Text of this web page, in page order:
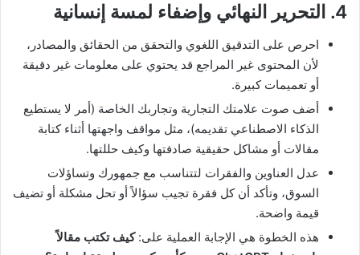
4. التحرير النهائي وإضفاء لمسة إنسانية
احرص على التدقيق اللغوي والتحقق من الحقائق والمصادر،
لأن المحتوى غير المراجع قد يحتوي على معلومات غير دقيقة
أو تعميمات كبيرة.
أضف صوت علامتك التجارية وتجاربك الخاصة (أمر لا يستطيع
الذكاء الاصطناعي تقديمه)، مثل مواقف واجهتها أثناء كتابة
مقالات أو مشاكل حقيقية صادفتها وكيف حللتها.
عدل العناوين والفقرات لتتناسب مع جمهورك وتساؤلات
السوق، وتأكد أن كل فقرة تجيب سؤالاً أو تحل مشكلة أو تضيف
قيمة واضحة.
هذه الخطوة هي الإجابة العملية على:كيف تكتب مقالاً